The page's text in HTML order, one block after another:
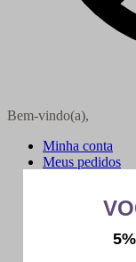
Bem-vindo(a),
Minha conta
Meus pedidos